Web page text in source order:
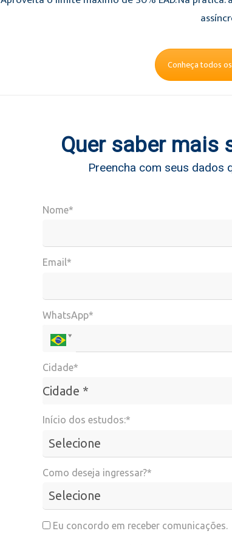
Conheça todos
Quer saber mais
Preencha com seus dados
Nome*
Email*
WhatsApp*
Cidade*
Cidade *
Cidade*
Início dos estudos:*
Como deseja ingressar?*
Eu concordo em receber comunicações.